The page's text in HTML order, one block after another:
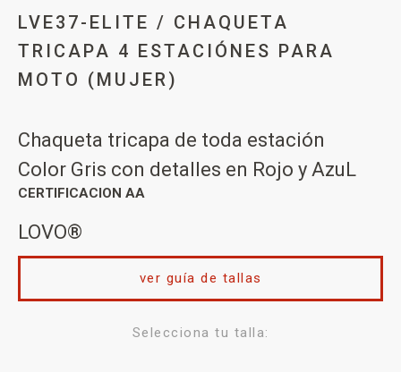
LVE37-ELITE / CHAQUETA
TRICAPA 4 ESTACIÓNES PARA
MOTO (MUJER)
Chaqueta tricapa de toda estación
Color Gris con detalles en Rojo y AzuL
CERTIFICACION AA
LOVO®
Selecciona tu talla:
ver guía de tallas